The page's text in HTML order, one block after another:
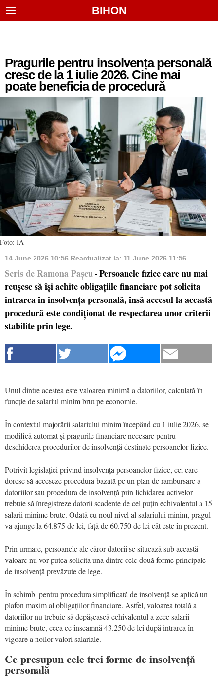
BIHON
Pragurile pentru insolvența personală
cresc de la 1 iulie 2026. Cine mai
poate beneficia de procedură
Foto: IA
14 June 2026 10:56 Reactualizat la: 11 June 2026 11:56
Scris de Ramona Pașcu - Persoanele fizice care nu mai
reușesc să își achite obligațiile financiare pot solicita
intrarea în insolvența personală, însă accesul la această
procedură este condiționat de respectarea unor criterii
stabilite prin lege.
Unul dintre acestea este valoarea minimă a datoriilor, calculată în
funcție de salariul minim brut pe economie.
În contextul majorării salariului minim începând cu 1 iulie 2026, se
modifică automat și pragurile financiare necesare pentru
deschiderea procedurilor de insolvență destinate persoanelor fizice.
Potrivit legislației privind insolvența persoanelor fizice, cei care
doresc să acceseze procedura bazată pe un plan de rambursare a
datoriilor sau procedura de insolvență prin lichidarea activelor
trebuie să înregistreze datorii scadente de cel puțin echivalentul a 15
salarii minime brute. Odată cu noul nivel al salariului minim, pragul
va ajunge la 64.875 de lei, față de 60.750 de lei cât este în prezent.
Prin urmare, persoanele ale căror datorii se situează sub această
valoare nu vor putea solicita una dintre cele două forme principale
de insolvență prevăzute de lege.
În schimb, pentru procedura simplificată de insolvență se aplică un
plafon maxim al obligațiilor financiare. Astfel, valoarea totală a
datoriilor nu trebuie să depășească echivalentul a zece salarii
minime brute, ceea ce înseamnă 43.250 de lei după intrarea în
vigoare a noilor valori salariale.
Ce presupun cele trei forme de insolvență
personală